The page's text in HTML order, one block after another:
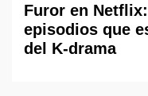
Furor en
episodios que
del K-drama